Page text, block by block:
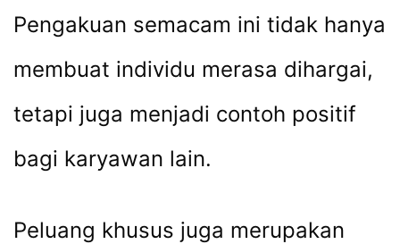
Pengakuan semacam ini tidak hanya
membuat individu merasa dihargai,
tetapi juga menjadi contoh positif
bagi karyawan lain.
Peluang khusus juga merupakan